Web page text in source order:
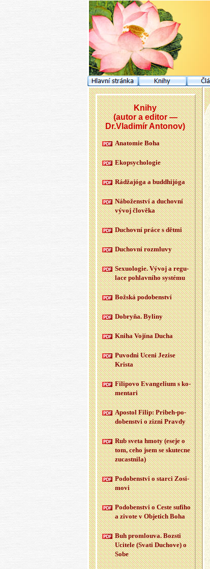
Knihy
(autor a editor —
Dr.Vladimír Antonov)
Ana­to­mie Boha
Ekopsy­cho­lo­gie
Rádžajóga a budd­hijóga
Ná­bo­žen­ství a du­chov­ní
vývoj člo­vě­ka
Du­chov­ní práce s dětmi
Du­chov­ní roz­mlu­vy
Se­xu­o­lo­gie. Vývoj a re­gu­
la­ce po­hlav­ní­ho sys­té­mu
Bož­ská po­do­ben­ství
Dobryňa. By­li­ny
Kniha Vo­jí­na Ducha
Puvod­ni Uceni Je­zi­se
Kris­ta
Fi­li­po­vo Evan­ge­li­um s ko­
men­ta­ri
Apo­stol Filip: Pri­beh-po­
do­ben­st­vi o zizni Prav­dy
Rub sveta hmoty (eseje o
tom, ceho jsem se sku­tec­ne
zu­cast­ni­la)
Po­do­ben­st­vi o star­ci Zo­si­
mo­vi
Po­do­ben­st­vi o Ceste su­fi­ho
a zi­vo­te v Ob­je­tich Boha
Buh pro­mlou­va. Boz­sti
Uci­te­le (Svati Du­cho­ve) o
Sobe